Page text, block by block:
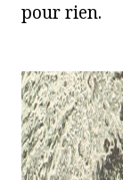
pour rien.